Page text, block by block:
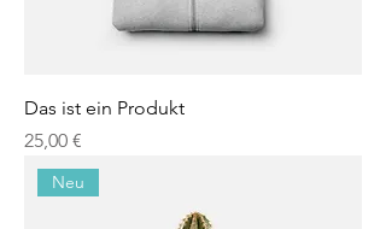
Das ist ein Produkt
Preis
25,00 €
Neu